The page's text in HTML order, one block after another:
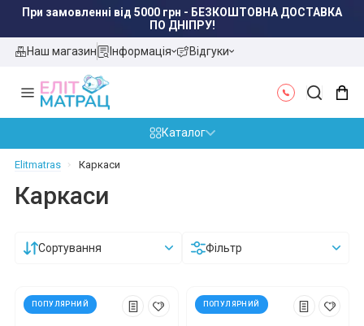
При замовленні від 5000 грн - БЕЗКОШТОВНА ДОСТАВКА
ПО ДНІПРУ!
Наш магазин
Інформація Відгуки
Каталог
Elitmatras Каркаси
Каркаси
Сортування Фільтр
ПОПУЛЯРНИЙ ПОПУЛЯРНИЙ